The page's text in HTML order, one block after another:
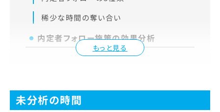
もっと見る
稀少な時間の奪い合い
内定者フォロー施策の効果分析
未分析の時間